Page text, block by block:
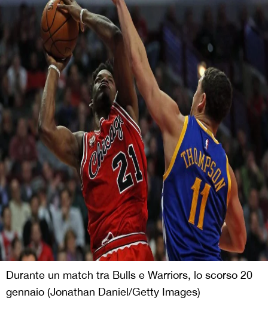
Durante un match tra Bulls e Warriors, lo scorso 20
gennaio (Jonathan Daniel/Getty Images)